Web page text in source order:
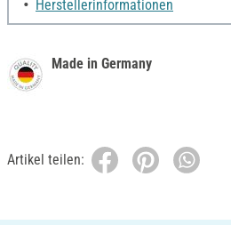
Herstellerinformationen
Made in Germany
Artikel teilen: